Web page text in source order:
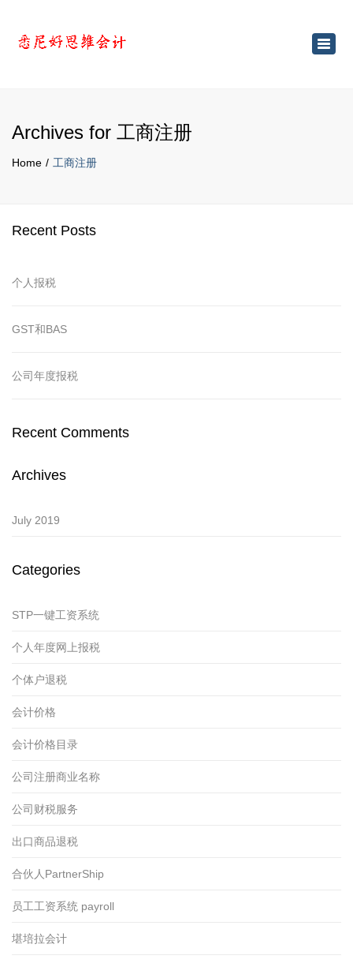
Archives for 工商注册
Home 工商注册
Recent Posts
个人报税
GST和BAS
公司年度报税
Recent Comments
Archives
July 2019
Categories
STP一键工资系统
个人年度网上报税
个体户退税
会计价格
会计价格目录
公司注册商业名称
公司财税服务
出口商品退税
合伙人PartnerShip
员工工资系统 payroll
堪培拉会计